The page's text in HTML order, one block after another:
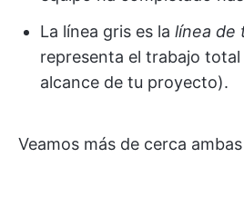
La línea gris es la línea de
representa el trabajo
alcance de tu proyecto).
Veamos más de cerca